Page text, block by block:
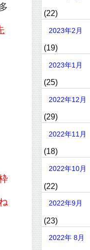
(22)
2023年2月
(19)
2023年1月
(25)
2022年12月
(29)
2022年11月
(18)
2022年10月
(22)
2022年9月
(23)
2022年 8月